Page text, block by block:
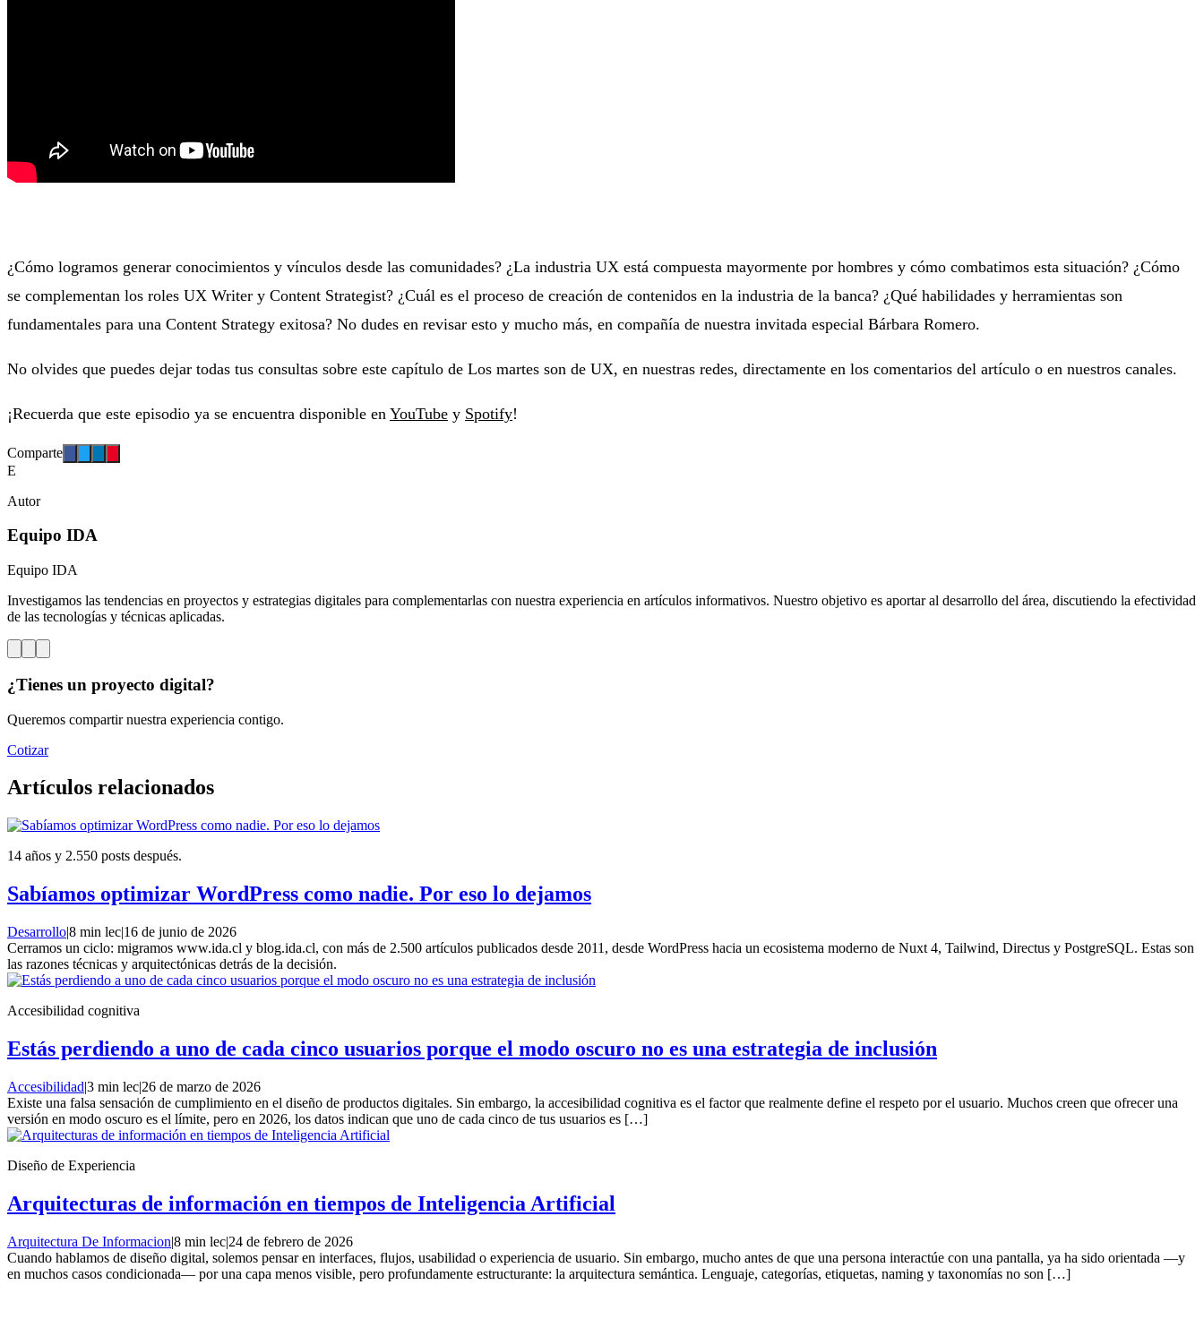
¿Cómo logramos generar conocimientos y vínculos desde las comunidades? ¿La industria UX está compuesta mayormente por hombres y cómo combatimos esta situación? ¿Cómo
se complementan los roles UX Writer y Content Strategist? ¿Cuál es el proceso de creación de contenidos en la industria de la banca? ¿Qué habilidades y herramientas son
fundamentales para una Content Strategy exitosa? No dudes en revisar esto y mucho más, en compañía de nuestra invitada especial Bárbara Romero.
No olvides que puedes dejar todas tus consultas sobre este capítulo de Los martes son de UX, en nuestras redes, directamente en los comentarios del artículo o en nuestros canales.
¡Recuerda que este episodio ya se encuentra disponible en YouTube y Spotify!
Comparte
E
Autor
Equipo IDA
Equipo IDA
Investigamos las tendencias en proyectos y estrategias digitales para complementarlas con nuestra experiencia en artículos informativos. Nuestro objetivo es aportar al desarrollo del área, discutiendo la efectividad
de las tecnologías y técnicas aplicadas.
¿Tienes un proyecto digital?
Queremos compartir nuestra experiencia contigo.
Cotizar
Artículos relacionados
14 años y 2.550 posts después.
Sabíamos optimizar WordPress como nadie. Por eso lo dejamos
Desarrollo|8 min lec|16 de junio de 2026
Cerramos un ciclo: migramos www.ida.cl y blog.ida.cl, con más de 2.500 artículos publicados desde 2011, desde WordPress hacia un ecosistema moderno de Nuxt 4, Tailwind, Directus y PostgreSQL. Estas son
las razones técnicas y arquitectónicas detrás de la decisión.
Accesibilidad cognitiva
Estás perdiendo a uno de cada cinco usuarios porque el modo oscuro no es una estrategia de inclusión
Accesibilidad|3 min lec|26 de marzo de 2026
Existe una falsa sensación de cumplimiento en el diseño de productos digitales. Sin embargo, la accesibilidad cognitiva es el factor que realmente define el respeto por el usuario. Muchos creen que ofrecer una
versión en modo oscuro es el límite, pero en 2026, los datos indican que uno de cada cinco de tus usuarios es […]
Diseño de Experiencia
Arquitecturas de información en tiempos de Inteligencia Artificial
Arquitectura De Informacion|8 min lec|24 de febrero de 2026
Cuando hablamos de diseño digital, solemos pensar en interfaces, flujos, usabilidad o experiencia de usuario. Sin embargo, mucho antes de que una persona interactúe con una pantalla, ya ha sido orientada —y
en muchos casos condicionada— por una capa menos visible, pero profundamente estructurante: la arquitectura semántica. Lenguaje, categorías, etiquetas, naming y taxonomías no son […]